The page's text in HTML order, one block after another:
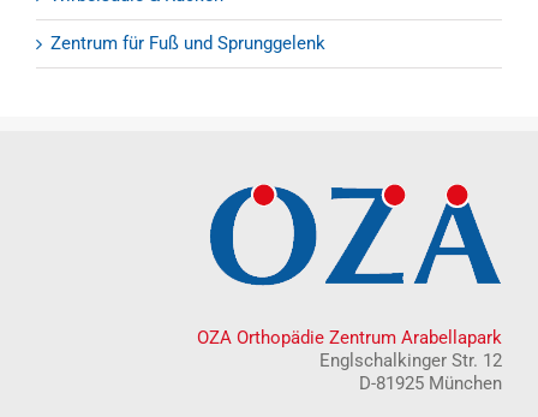
Zentrum für Fuß und Sprunggelenk
OZA Orthopädie Zentrum Arabellapark
Englschalkinger Str. 12
D-81925 München